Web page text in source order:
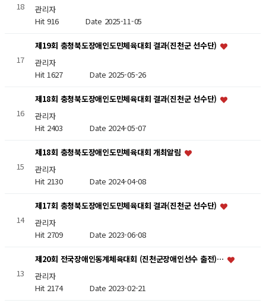
18
관리자
Hit 916Date 2025-11-05
17
제19회 충청북도장애인도민체육대회 결과(진천군 선수단)
관리자
Hit 1627 Date 2025-05-26
16
제18회 충청북도장애인도민체육대회 결과(진천군 선수단)
관리자
Hit 2403 Date 2024-05-07
15
제18회 충청북도장애인도민체육대회 개최알림
관리자
Hit 2130 Date 2024-04-08
14
제17회 충청북도장애인도민체육대회 결과(진천군 선수단)
관리자
Hit 2709 Date 2023-06-08
13
제20회 전국장애인동계체육대회 (진천군장애인선수 출전)…
관리자
Hit 2174 Date 2023-02-21